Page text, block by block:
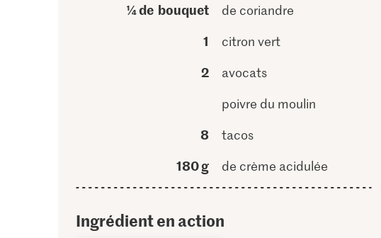
¼ de bouquet de coriandre
1 citron vert
2
avocats
poivre du moulin
8 tacos
180 g de crème acidulée
Ingrédient en action